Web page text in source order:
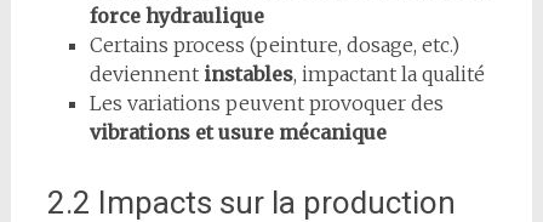
force hydraulique
Certains process (peinture, dosage, etc.)
deviennent instables, impactant la qualité
Les variations peuvent provoquer des
vibrations et usure mécanique
2.2 Impacts sur la production